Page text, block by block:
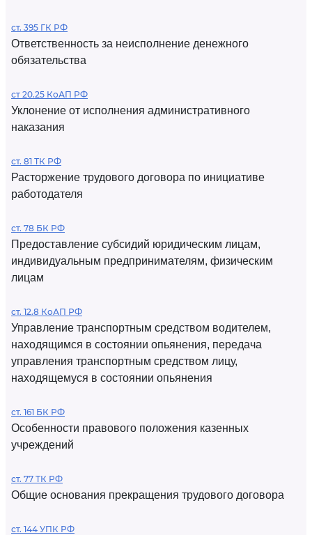
ст. 395 ГК РФ
Ответственность за неисполнение денежного
обязательства
ст 20.25 КоАП РФ
Уклонение от исполнения административного
наказания
ст. 81 ТК РФ
Расторжение трудового договора по инициативе
работодателя
ст. 78 БК РФ
Предоставление субсидий юридическим лицам,
индивидуальным предпринимателям, физическим
лицам
ст. 12.8 КоАП РФ
Управление транспортным средством водителем,
находящимся в состоянии опьянения, передача
управления транспортным средством лицу,
находящемуся в состоянии опьянения
ст. 161 БК РФ
Особенности правового положения казенных
учреждений
ст. 77 ТК РФ
Общие основания прекращения трудового договора
ст. 144 УПК РФ